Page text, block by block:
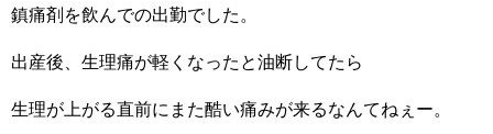
鎮痛剤を飲んでの出勤でした。
出産後、生理痛が軽くなったと油断してたら
生理が上がる直前にまた酷い痛みが来るなんてねぇー。